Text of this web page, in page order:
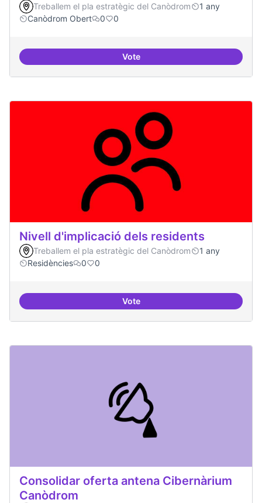
Treballem el pla estratègic del Canòdrom
1 any
Canòdrom Obert
0 0
VoteFestival feminisme digital
Nivell d'implicació dels residents
Treballem el pla estratègic del Canòdrom
1 any
Residències
0 0
VoteNivell d'implicació dels residents
Consolidar oferta antena Cibernàrium
Canòdrom